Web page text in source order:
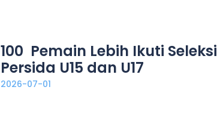
100 Pemain Lebih Ikuti Seleksi
Persida U15 dan U17
2026-07-01